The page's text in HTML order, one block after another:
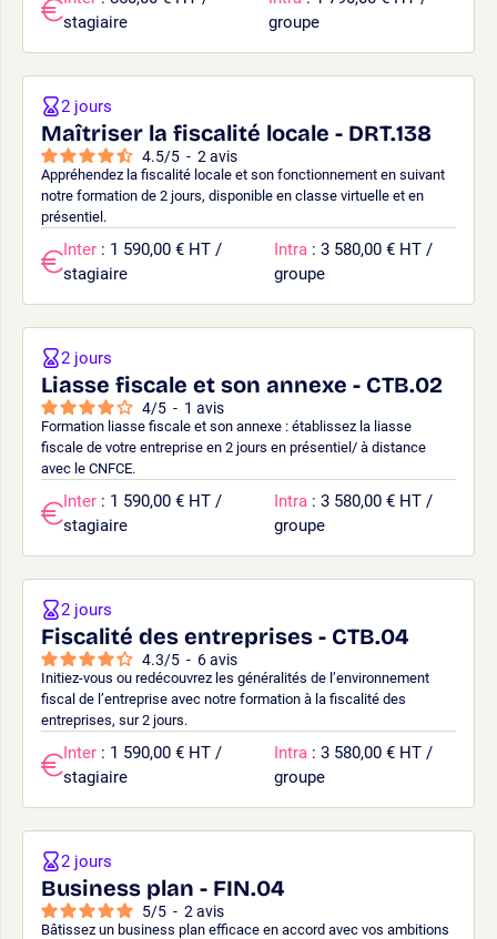
stagiaire
groupe
Maîtriser la fiscalité locale - DRT.138
4.5/5 - 2 avis
Appréhendez la fiscalité locale et son fonctionnement en suivant
notre formation de 2 jours, disponible en classe virtuelle et en
présentiel.
2 jours
Inter : 1 590,00 € HT /
stagiaire
Intra : 3 580,00 € HT /
groupe
Liasse fiscale et son annexe - CTB.02
4/5 - 1 avis
Formation liasse fiscale et son annexe : établissez la liasse
fiscale de votre entreprise en 2 jours en présentiel/ à distance
avec le CNFCE.
2 jours
Inter : 1 590,00 € HT /
stagiaire
Intra : 3 580,00 € HT /
groupe
Fiscalité des entreprises - CTB.04
4.3/5 - 6avis
Initiez-vous ou redécouvrez les généralités de l’environnement
fiscal de l’entreprise avec notre formation à la fiscalité des
entreprises, sur 2 jours.
2 jours
Inter : 1 590,00 € HT /
stagiaire
Intra : 3 580,00 € HT /
groupe
Business plan - FIN.04
5/5 - 2 avis
Bâtissez un business plan efficace en accord avec vos ambitions
2 jours